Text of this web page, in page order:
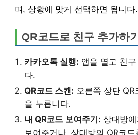
며, 상황에 맞게 선택하면 됩니다.
QR코드로 친구 추가하기
카카오톡 실행: 앱을 열고 친
다.
QR코드 스캔: 오른쪽 상단
을 누릅니다.
내 QR코드 보여주기: 상대방
보여주거나, 상대방의 QR코